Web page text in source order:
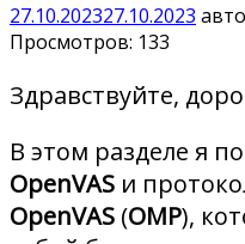
27.10.202327.10.2023
Просмотров: 133
Здравствуйте,
В этом разделе я
OpenVAS и
OpenVAS (OMP),